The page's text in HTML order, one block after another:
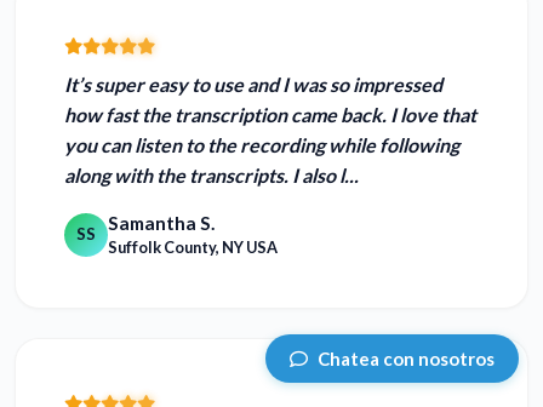
It’s super easy to use and I was so impressed
how fast the transcription came back. I love that
you can listen to the recording while following
along with the transcripts. I also l...
SS Samantha S.
Suffolk County, NY USA
Chatea con nosotros